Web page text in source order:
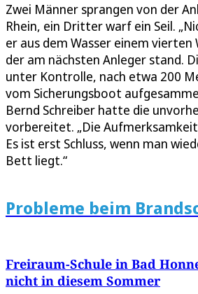
Zwei Männer sprangen von der
Rhein, ein Dritter warf ein Seil.
er aus dem Wasser einem
der am nächsten Anleger stand.
unter Kontrolle, nach etwa 200
vom Sicherungsboot
Bernd Schreiber hatte die
vorbereitet. „Die
Es ist erst Schluss, wenn man
Bett liegt.“
Probleme beim
Freiraum-Schule in Bad
nicht in diesem Sommer